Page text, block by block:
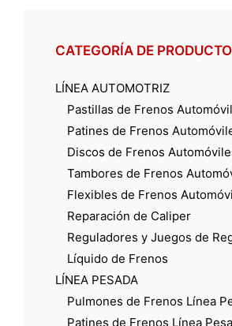
CATEGORÍA DE
LÍNEA AUTOMOTRIZ
Pastillas de Frenos
Patines de Frenos
Discos de Frenos
Tambores de Frenos
Flexibles de Frenos
Reparación de Caliper
Reguladores y Juegos de
Líquido de Frenos
LÍNEA PESADA
Pulmones de Frenos Línea
Patines de Frenos Línea